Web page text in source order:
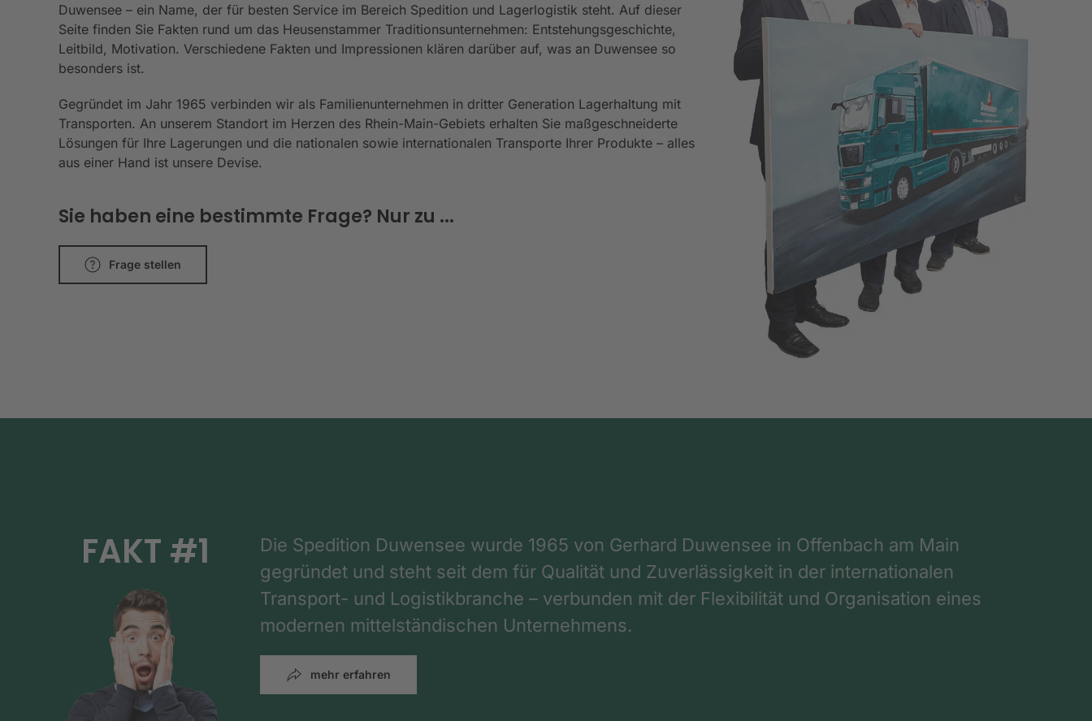
Duwensee – ein Name, der für besten Service im Bereich Spedition und Lagerlogistik steht. Auf dieser
Seite finden Sie Fakten rund um das Heusenstammer Traditionsunternehmen: Entstehungsgeschichte,
Leitbild, Motivation. Verschiedene Fakten und Impressionen klären darüber auf, was an Duwensee so
besonders ist.
Gegründet im Jahr 1965 verbinden wir als Familienunternehmen in dritter Generation Lagerhaltung mit
Transporten. An unserem Standort im Herzen des Rhein-Main-Gebiets erhalten Sie maßgeschneiderte
Lösungen für Ihre Lagerungen und die nationalen sowie internationalen Transporte Ihrer Produkte – alles
aus einer Hand ist unsere Devise.
Sie haben eine bestimmte Frage? Nur zu ...
Frage stellen
FAKT #1
Die Spedition Duwensee wurde 1965 von Gerhard Duwensee in Offenbach am Main
gegründet und steht seit dem für Qualität und Zuverlässigkeit in der internationalen
Transport- und Logistikbranche – verbunden mit der Flexibilität und Organisation eines
modernen mittelständischen Unternehmens.
mehr erfahren